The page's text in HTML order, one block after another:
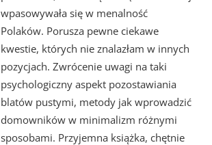
wpasowywała się w menalność
Polaków. Porusza pewne ciekawe
kwestie, których nie znalazłam w innych
pozycjach. Zwrócenie uwagi na taki
psychologiczny aspekt pozostawiania
blatów pustymi, metody jak wprowadzić
domowników w minimalizm różnymi
sposobami. Przyjemna książka, chętnie